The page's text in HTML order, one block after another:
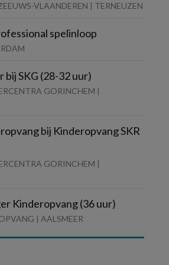
VLAANDEREN | TERNEUZEN
spelinloop
bij SKG (28-32 uur)
GORINCHEM |
bij Kinderopvang SKR
GORINCHEM |
Kinderopvang (36 uur)
| AALSMEER